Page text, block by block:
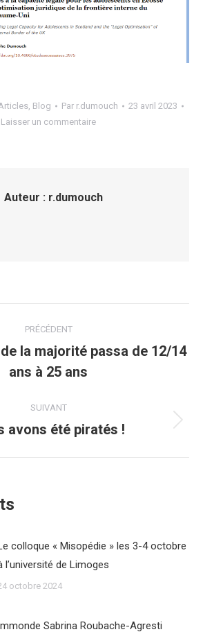
, Blog Par r.dumouch
23 avril 2023
Laisser un commentaire
Auteur : r.dumouch
PRÉCÉDENT
Article
précédent
de la majorité passa de 12/14
ans à 25 ans
SUIVANT
Article
avons été piratés !
colloque « Misopédie » les 3-4 octobre
l’université de Limoges
octobre 2024
Immonde Sabrina Roubache-Agresti